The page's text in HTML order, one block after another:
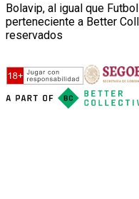
Bolavip, al igual que
perteneciente a Better
reservados